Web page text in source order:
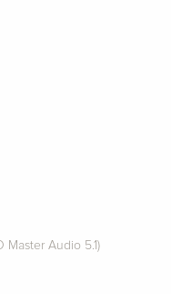
Master Audio 5.1)